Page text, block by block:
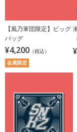
【風乃軍団限定】ビッグ
バッグ
¥4,200 （税込）
会員限定